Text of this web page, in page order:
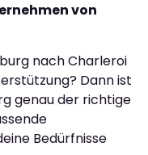
von
nach Charleroi
Dann ist
genau der richtige
Bedürfnisse